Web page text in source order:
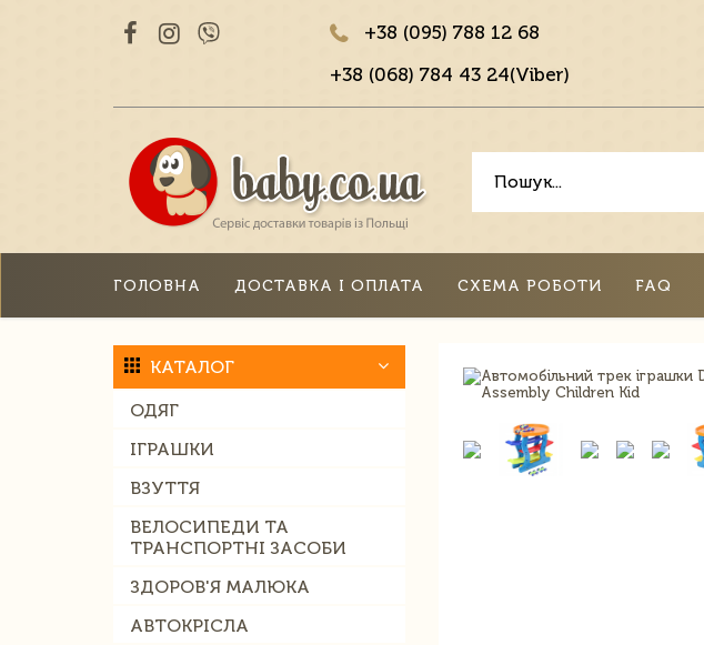
+38 (095) 788 12 68
+38 (068) 784 43 24(Viber)
ГОЛОВНА ДОСТАВКА І ОПЛАТА СХЕМА РОБОТИ FAQ
КАТАЛОГ
ОДЯГ
ІГРАШКИ
ВЗУТТЯ
ВЕЛОСИПЕДИ ТА
ТРАНСПОРТНІ ЗАСОБИ
ЗДОРОВ'Я МАЛЮКА
АВТОКРІСЛА